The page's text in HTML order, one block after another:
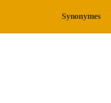
Synonymes